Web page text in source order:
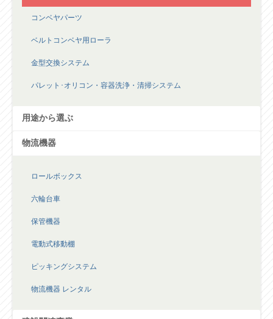
コンベヤパーツ
ベルトコンベヤ用ローラ
金型交換システム
パレット･オリコン・容器洗浄・清掃システム
用途から選ぶ
物流機器
ロールボックス
六輪台車
保管機器
電動式移動棚
ピッキングシステム
物流機器 レンタル